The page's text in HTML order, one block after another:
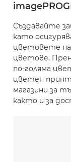
Създавайте
като
цветовете
цветове.
по-голяма
цветен
магазини за
както и за